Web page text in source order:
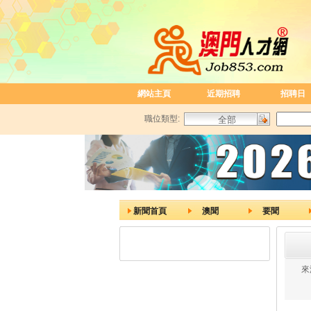
網站主頁 近期招聘 招聘日
職位類型:
新聞首頁 澳聞 要聞
來